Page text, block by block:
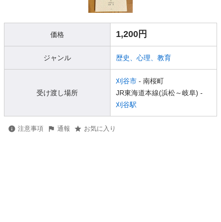
価格 1,200円
ジャンル 歴史、心理、教育
受け渡し場所
刈谷市 - 南桜町
JR東海道本線(浜松～岐阜) -
刈谷駅
注意事項 通報 お気に入り